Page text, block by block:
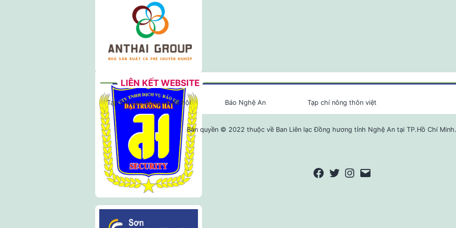
LIÊN KẾT WEBSITE
Tạp chí Lao động và Xã hội Báo Nghệ An Tạp chí nông thôn việt
Bản quyền © 2022 thuộc về Ban Liên lạc Đồng hương tỉnh Nghệ An tại TP.Hồ Chí Minh.
Facebook
TwitterInstagram